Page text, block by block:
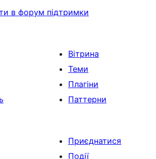
в форум підтримки
Вітрина
Теми
Плагіни
Паттерни
Приєднатися
Події